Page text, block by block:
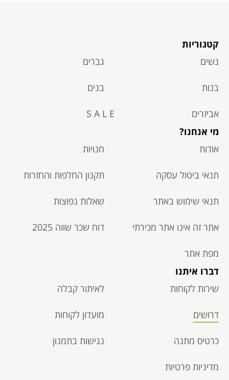
קטגוריות
נשים
גברים
בנות בנים
אביזרים
S A L E
מי אנחנו?
אודות
חנויות
תנאי ביטול עסקה​ תקנון החלפות והחזרות
תנאי שימוש באתר שאלות נפוצות
אתר זה אינו אתר מכירתי דוח שכר שווה 2025
מפת אתר
דברו איתנו
שירות לקוחות
לאיתור קבלה
דרושים מועדון לקוחות
כרטיס מתנה נגישות בתמנון
מדיניות פרטיות